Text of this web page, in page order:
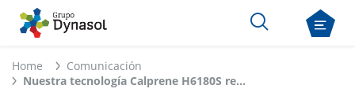
Home
Comunicación
Nuestra tecnología Calprene H6180S recibe una aprobación de reciclabilidad Recyclass